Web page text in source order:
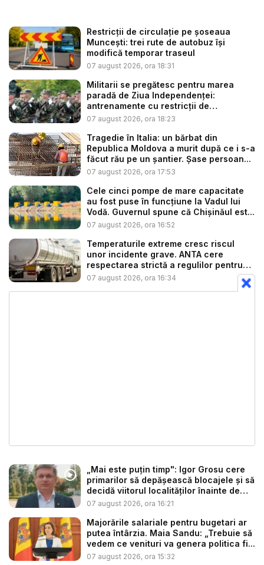
Restricții de circulație pe șoseaua
Muncești: trei rute de autobuz își
modifică temporar traseul
07 august 2026, ora 18:31
Militarii se pregătesc pentru marea
paradă de Ziua Independenței:
antrenamente cu restricții de
circulație...
07 august 2026, ora 18:23
Tragedie în Italia: un bărbat din
Republica Moldova a murit după ce i s-a
făcut rău pe un șantier. Șase persoan...
07 august 2026, ora 17:53
Cele cinci pompe de mare capacitate
au fost puse în funcțiune la Vadul lui
Vodă. Guvernul spune că Chișinăul est...
07 august 2026, ora 16:52
Temperaturile extreme cresc riscul
unor incidente grave. ANTA cere
respectarea strictă a regulilor pentru
tr...
07 august 2026, ora 16:34
„Mai este puțin timp": Igor Grosu cere
primarilor să depășească blocajele și să
decidă viitorul localităților înainte de
ex...
07 august 2026, ora 16:21
Majorările salariale pentru bugetari ar
putea întârzia. Maia Sandu: „Trebuie să
vedem ce venituri va genera politica fi...
07 august 2026, ora 15:32